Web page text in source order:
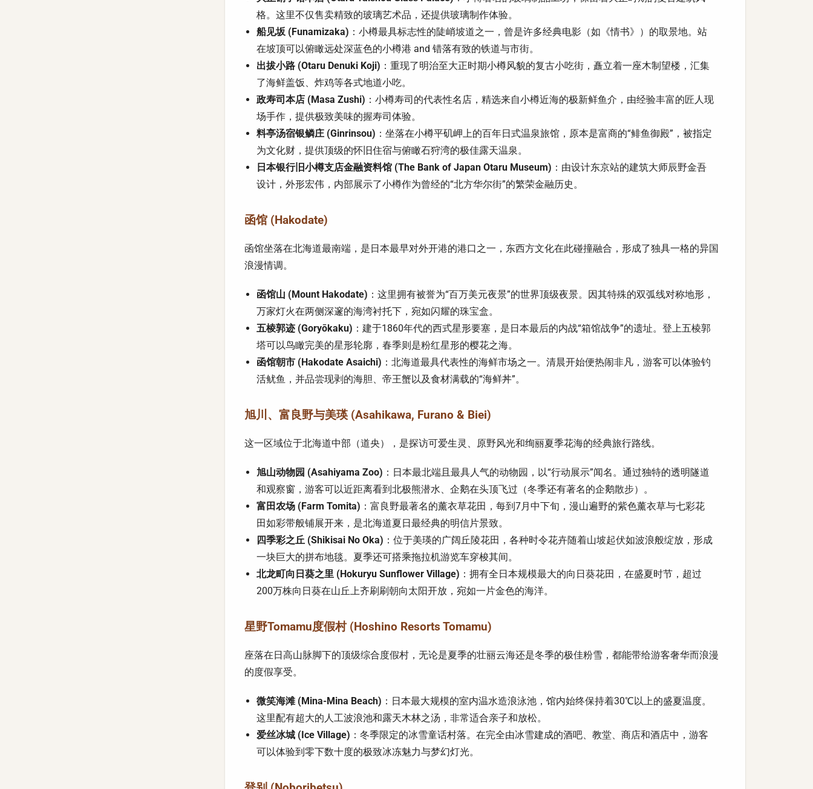
格。这里不仅售卖精致的玻璃艺术品，还提供玻璃制作体验。
船见坂 (Funamizaka) ：小樽最具标志性的陡峭坡道之一，曾是许多经典电影（如《情书》）的取景地。站
在坡顶可以俯瞰远处深蓝色的小樽港 and 错落有致的铁道与市街。
出拔小路 (Otaru Denuki Koji) ：重现了明治至大正时期小樽风貌的复古小吃街，矗立着一座木制望楼，汇集
了海鲜盖饭、炸鸡等各式地道小吃。
政寿司本店 (Masa Zushi) ：小樽寿司的代表性名店，精选来自小樽近海的极新鲜鱼介，由经验丰富的匠人现
场手作，提供极致美味的握寿司体验。
料亭汤宿银鳞庄 (Ginrinsou) ：坐落在小樽平矶岬上的百年日式温泉旅馆，原本是富商的“鲱鱼御殿”，被指定
为文化财，提供顶级的怀旧住宿与俯瞰石狩湾的极佳露天温泉。
日本银行旧小樽支店金融资料馆 (The Bank of Japan Otaru Museum) ：由设计东京站的建筑大师辰野金吾
设计，外形宏伟，内部展示了小樽作为曾经的“北方华尔街”的繁荣金融历史。
函馆 (Hakodate)
函馆坐落在北海道最南端，是日本最早对外开港的港口之一，东西方文化在此碰撞融合，形成了独具一格的异国
浪漫情调。
函馆山 (Mount Hakodate) ：这里拥有被誉为“百万美元夜景”的世界顶级夜景。因其特殊的双弧线对称地形，
万家灯火在两侧深邃的海湾衬托下，宛如闪耀的珠宝盒。
五棱郭迹 (Goryōkaku) ：建于1860年代的西式星形要塞，是日本最后的内战“箱馆战争”的遗址。登上五棱郭
塔可以鸟瞰完美的星形轮廓，春季则是粉红星形的樱花之海。
函馆朝市 (Hakodate Asaichi) ：北海道最具代表性的海鲜市场之一。清晨开始便热闹非凡，游客可以体验钓
活鱿鱼，并品尝现剥的海胆、帝王蟹以及食材满载的“海鲜丼”。
旭川、富良野与美瑛 (Asahikawa, Furano & Biei)
这一区域位于北海道中部（道央），是探访可爱生灵、原野风光和绚丽夏季花海的经典旅行路线。
旭山动物园 (Asahiyama Zoo) ：日本最北端且最具人气的动物园，以“行动展示”闻名。通过独特的透明隧道
和观察窗，游客可以近距离看到北极熊潜水、企鹅在头顶飞过（冬季还有著名的企鹅散步）。
富田农场 (Farm Tomita) ：富良野最著名的薰衣草花田，每到7月中下旬，漫山遍野的紫色薰衣草与七彩花
田如彩带般铺展开来，是北海道夏日最经典的明信片景致。
四季彩之丘 (Shikisai No Oka) ：位于美瑛的广阔丘陵花田，各种时令花卉随着山坡起伏如波浪般绽放，形成
一块巨大的拼布地毯。夏季还可搭乘拖拉机游览车穿梭其间。
北龙町向日葵之里 (Hokuryu Sunflower Village) ：拥有全日本规模最大的向日葵花田，在盛夏时节，超过
200万株向日葵在山丘上齐刷刷朝向太阳开放，宛如一片金色的海洋。
星野Tomamu度假村 (Hoshino Resorts Tomamu)
座落在日高山脉脚下的顶级综合度假村，无论是夏季的壮丽云海还是冬季的极佳粉雪，都能带给游客奢华而浪漫
的度假享受。
微笑海滩 (Mina-Mina Beach) ：日本最大规模的室内温水造浪泳池，馆内始终保持着30℃以上的盛夏温度。
这里配有超大的人工波浪池和露天木林之汤，非常适合亲子和放松。
爱丝冰城 (Ice Village) ：冬季限定的冰雪童话村落。在完全由冰雪建成的酒吧、教堂、商店和酒店中，游客
可以体验到零下数十度的极致冰冻魅力与梦幻灯光。